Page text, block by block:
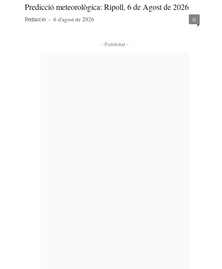
Predicció meteorològica: Ripoll, 6 de Agost de 2026
Redacció - 6 d'agost de 2026 0
- Publicitat -